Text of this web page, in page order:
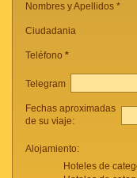
Nombres y Apellidos *
Ciudadania
Teléfono *
Telegram
Fechas aproximadas
de su viaje:
Alojamiento:
Hoteles de